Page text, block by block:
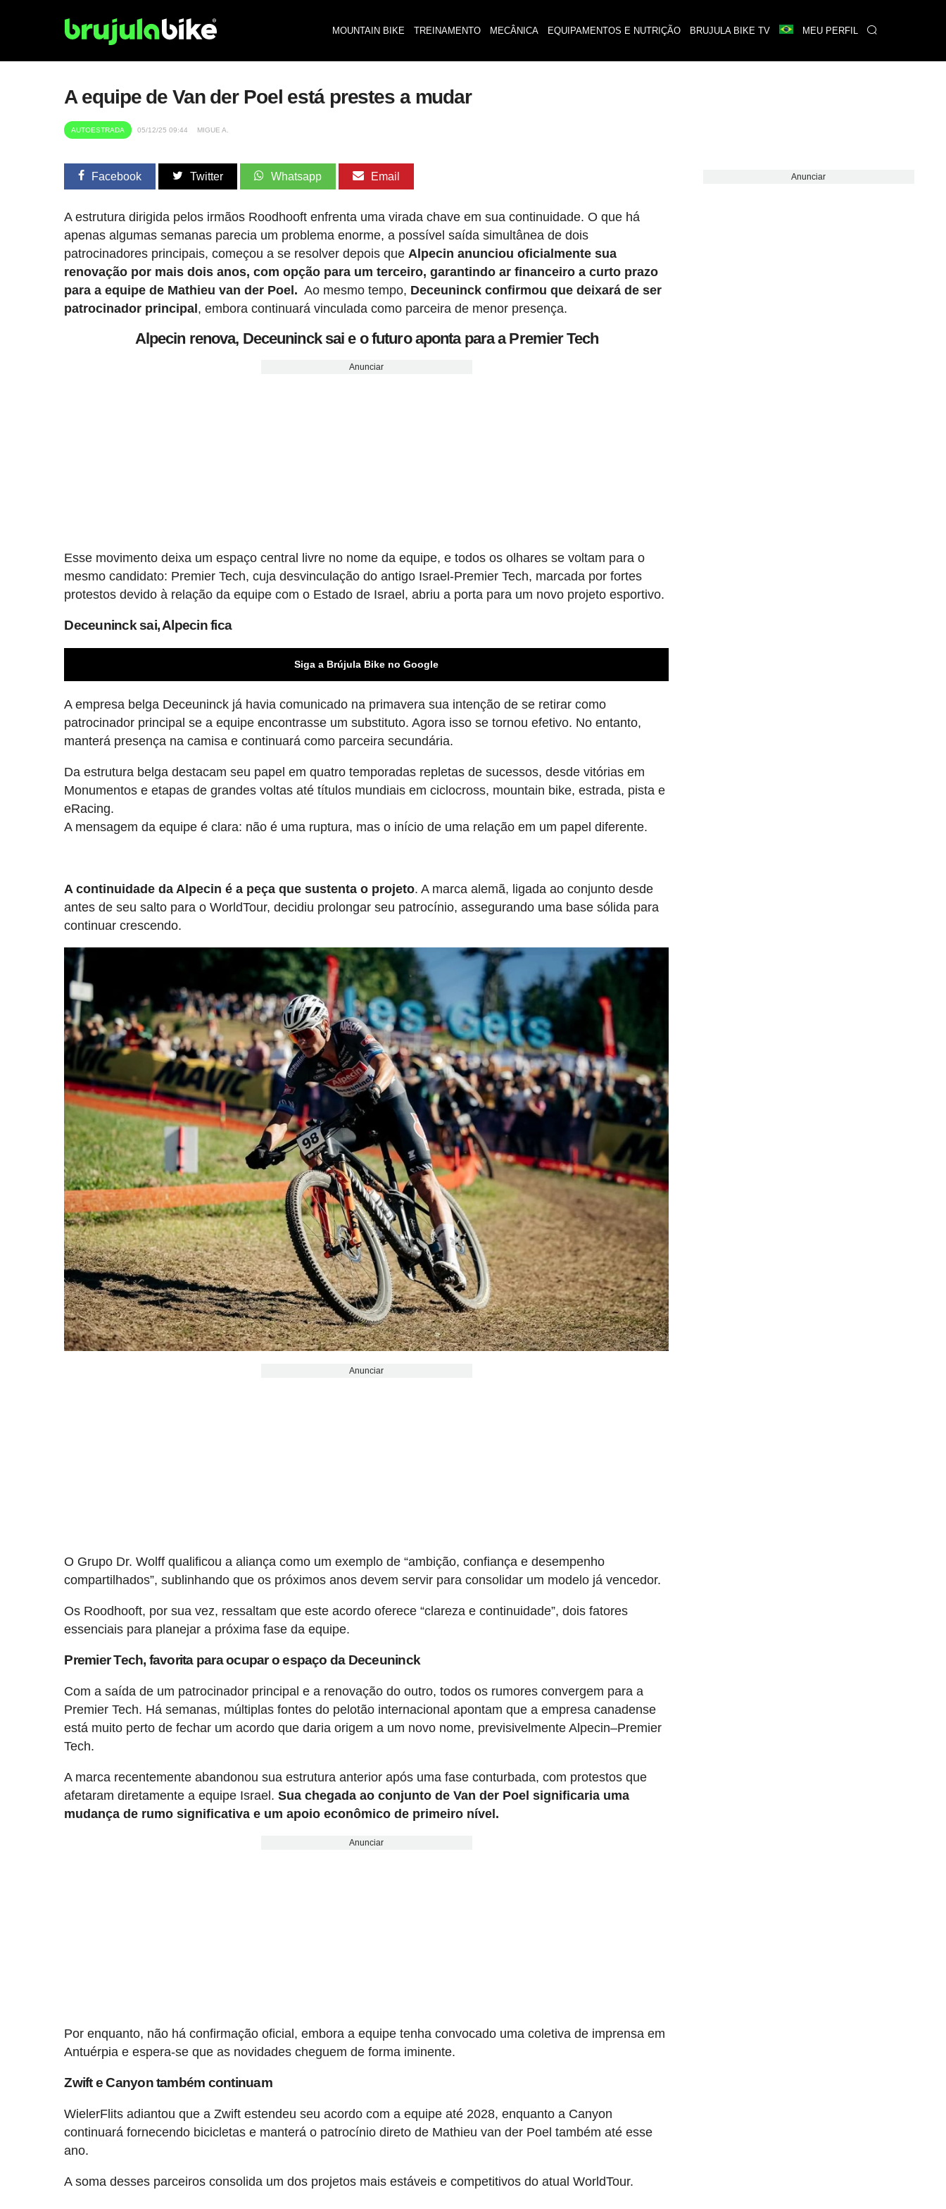
MOUNTAIN BIKE TREINAMENTO MECÂNICA EQUIPAMENTOS E NUTRIÇÃO BRUJULA BIKE TV MEU PERFIL
A equipe de Van der Poel está prestes a mudar
AUTOESTRADA 05/12/25 09:44 MIGUE A.
Facebook Twitter Whatsapp Email
A estrutura dirigida pelos irmãos Roodhooft enfrenta uma virada chave em sua continuidade. O que há
apenas algumas semanas parecia um problema enorme, a possível saída simultânea de dois
patrocinadores principais, começou a se resolver depois queAlpecin anunciou oficialmente sua
renovação por mais dois anos, com opção para um terceiro, garantindo ar financeiro a curto prazo
para a equipe de Mathieu van der Poel. Ao mesmo tempo, Deceuninck confirmou que deixará de ser
patrocinador principal , embora continuará vinculada como parceira de menor presença.
Alpecin renova, Deceuninck sai e o futuro aponta para a Premier Tech
Anunciar
Esse movimento deixa um espaço central livre no nome da equipe, e todos os olhares se voltam para o
mesmo candidato: Premier Tech, cuja desvinculação do antigo Israel-Premier Tech, marcada por fortes
protestos devido à relação da equipe com o Estado de Israel, abriu a porta para um novo projeto esportivo.
Deceuninck sai, Alpecin fica
Siga a Brújula Bike no Google
A empresa belga Deceuninck já havia comunicado na primavera sua intenção de se retirar como
patrocinador principal se a equipe encontrasse um substituto. Agora isso se tornou efetivo. No entanto,
manterá presença na camisa e continuará como parceira secundária.
Da estrutura belga destacam seu papel em quatro temporadas repletas de sucessos, desde vitórias em
Monumentos e etapas de grandes voltas até títulos mundiais em ciclocross, mountain bike, estrada, pista e
eRacing.
A mensagem da equipe é clara: não é uma ruptura, mas o início de uma relação em um papel diferente.
A continuidade da Alpecin é a peça que sustenta o projeto. A marca alemã, ligada ao conjunto desde
antes de seu salto para o WorldTour, decidiu prolongar seu patrocínio, assegurando uma base sólida para
continuar crescendo.
Anunciar
O Grupo Dr. Wolff qualificou a aliança como um exemplo de “ambição, confiança e desempenho
compartilhados”, sublinhando que os próximos anos devem servir para consolidar um modelo já vencedor.
Os Roodhooft, por sua vez, ressaltam que este acordo oferece “clareza e continuidade”, dois fatores
essenciais para planejar a próxima fase da equipe.
Premier Tech, favorita para ocupar o espaço da Deceuninck
Com a saída de um patrocinador principal e a renovação do outro, todos os rumores convergem para a
Premier Tech. Há semanas, múltiplas fontes do pelotão internacional apontam que a empresa canadense
está muito perto de fechar um acordo que daria origem a um novo nome, previsivelmente Alpecin–Premier
Tech.
A marca recentemente abandonou sua estrutura anterior após uma fase conturbada, com protestos que
afetaram diretamente a equipe Israel.Sua chegada ao conjunto de Van der Poel significaria uma
mudança de rumo significativa e um apoio econômico de primeiro nível.
Anunciar
Por enquanto, não há confirmação oficial, embora a equipe tenha convocado uma coletiva de imprensa em
Antuérpia e espera-se que as novidades cheguem de forma iminente.
Zwift e Canyon também continuam
WielerFlits adiantou que a Zwift estendeu seu acordo com a equipe até 2028, enquanto a Canyon
continuará fornecendo bicicletas e manterá o patrocínio direto de Mathieu van der Poel também até esse
ano.
A soma desses parceiros consolida um dos projetos mais estáveis e competitivos do atual WorldTour.
Anunciar